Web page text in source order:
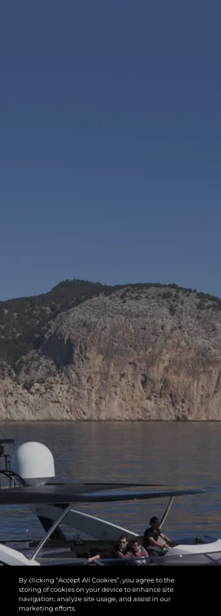
By clicking “Accept All Cookies”, you agree to the
storing of cookies on your device to enhance site
navigation, analyze site usage, and assist in our
marketing efforts.